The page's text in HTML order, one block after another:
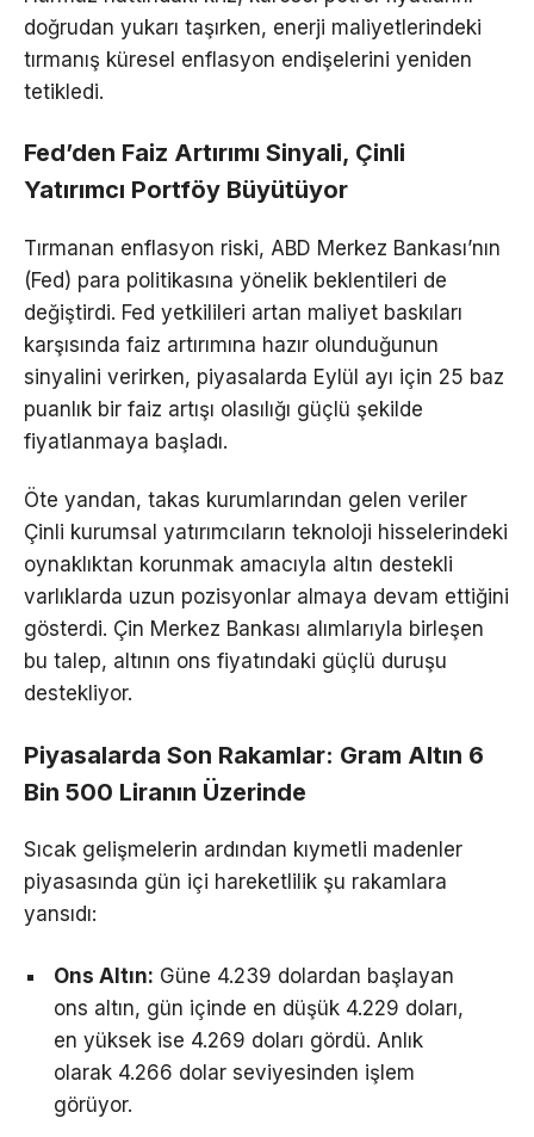
doğrudan yukarı taşırken, enerji maliyetlerindeki
tırmanış küresel enflasyon endişelerini yeniden
tetikledi.
Fed’den Faiz Artırımı Sinyali, Çinli
Yatırımcı Portföy Büyütüyor
Tırmanan enflasyon riski, ABD Merkez Bankası’nın
(Fed) para politikasına yönelik beklentileri de
değiştirdi. Fed yetkilileri artan maliyet baskıları
karşısında faiz artırımına hazır olunduğunun
sinyalini verirken, piyasalarda Eylül ayı için 25 baz
puanlık bir faiz artışı olasılığı güçlü şekilde
fiyatlanmaya başladı.
Öte yandan, takas kurumlarından gelen veriler
Çinli kurumsal yatırımcıların teknoloji hisselerindeki
oynaklıktan korunmak amacıyla altın destekli
varlıklarda uzun pozisyonlar almaya devam ettiğini
gösterdi. Çin Merkez Bankası alımlarıyla birleşen
bu talep, altının ons fiyatındaki güçlü duruşu
destekliyor.
Piyasalarda Son Rakamlar: Gram Altın 6
Bin 500 Liranın Üzerinde
Sıcak gelişmelerin ardından kıymetli madenler
piyasasında gün içi hareketlilik şu rakamlara
yansıdı:
Ons Altın: Güne 4.239 dolardan başlayan
ons altın, gün içinde en düşük 4.229 doları,
en yüksek ise 4.269 doları gördü. Anlık
olarak 4.266 dolar seviyesinden işlem
görüyor.